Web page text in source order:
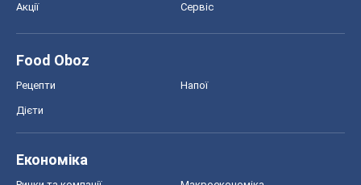
Акції Сервіс
Food Oboz
Рецепти Напої
Дієти
Економіка